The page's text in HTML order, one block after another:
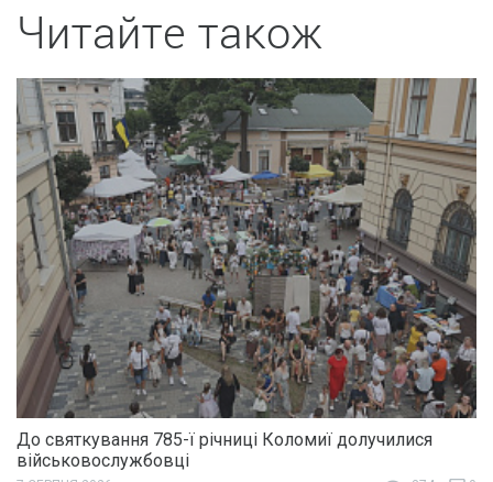
Читайте також
До святкування 785-ї річниці Коломиї долучилися
військовослужбовці